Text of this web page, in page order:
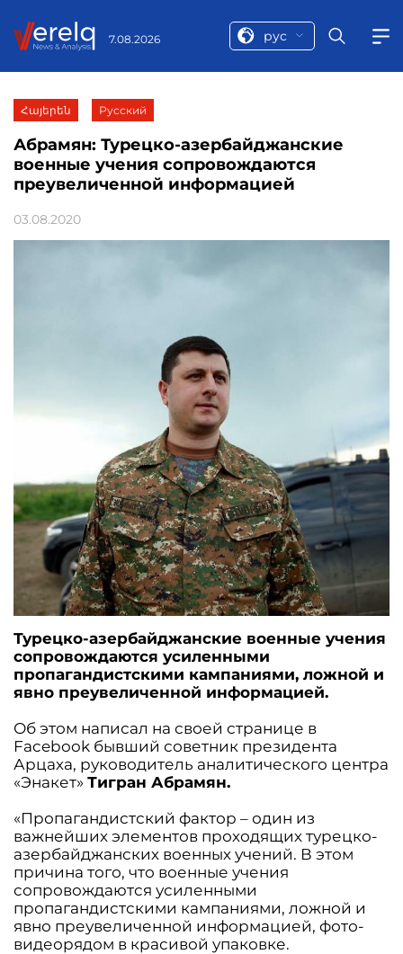
7.08.2026 рус
Հայերեն Русский
Абрамян: Турецко-азербайджанские
военные учения сопровождаются
преувеличенной информацией
03.08.2020
Турецко-азербайджанские военные учения
сопровождаются усиленными
пропагандистскими кампаниями, ложной и
явно преувеличенной информацией.
Об этом написал на своей странице в
Facebook бывший советник президента
Арцаха, руководитель аналитического центра
«Энакет» Тигран Абрамян.
«Пропагандистский фактор – один из
важнейших элементов проходящих турецко-
азербайджанских военных учений. В этом
причина того, что военные учения
сопровождаются усиленными
пропагандистскими кампаниями, ложной и
явно преувеличенной информацией, фото-
видеорядом в красивой упаковке.